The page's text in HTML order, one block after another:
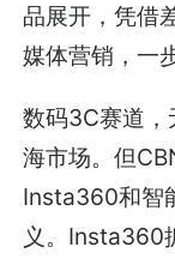
品展开，凭借
媒体营销，一
数码3C赛道，
海市场。但
Insta360和智
义。Insta360